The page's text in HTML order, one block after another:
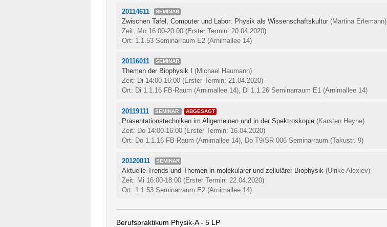
20114611 SEMINAR
Zwischen Tafel, Computer und Labor: Physik als Wissenschaftskultur (Martina Erlemann)
Zeit: Mo 16:00-20:00 (Erster Termin: 20.04.2020)
Ort: 1.1.53 Seminarraum E2 (Arnimallee 14)
20116011 SEMINAR
Themen der Biophysik I
(Michael Haumann)
Zeit: Di 14:00-16:00 (Erster Termin: 21.04.2020)
Ort: Di 1.1.16 FB-Raum (Arnimallee 14), Di 1.1.26 Seminarraum E1 (Arnimallee 14)
20119111 SEMINAR ABGESAGT
Präsentationstechniken im Allgemeinen und in der Spektroskopie (Karsten Heyne)
Zeit: Do 14:00-16:00 (Erster Termin: 16.04.2020)
Ort: Do 1.1.16 FB-Raum (Arnimallee 14), Do T9/SR 006 Seminarraum (Takustr. 9)
20120011 SEMINAR
Aktuelle Trends und Themen in molekularer und zellulärer Biophysik (Ulrike Alexiev)
Zeit: Mi 16:00-18:00 (Erster Termin: 22.04.2020)
Ort: 1.1.53 Seminarraum E2 (Arnimallee 14)
Berufspraktikum Physik-A - 5 LP